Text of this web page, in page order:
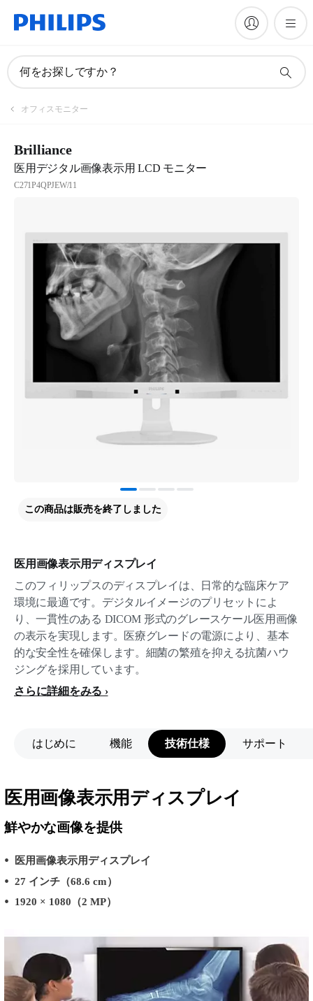
何をお探しですか？
オフィスモニター
Brilliance
医用デジタル画像表示用 LCD モニター
C271P4QPJEW/11
医用画像表示用ディスプレイ
このフィリップスのディスプレイは、日常的な臨床ケア
環境に最適です。デジタルイメージのプリセットによ
り、一貫性のある DICOM 形式のグレースケール医用画像
の表示を実現します。医療グレードの電源により、基本
的な安全性を確保します。細菌の繁殖を抑える抗菌ハウ
ジングを採用しています。
さらに詳細をみる
この商品は販売を終了しました
はじめに 機能 技術仕様 サポート
医用画像表示用ディスプレイ
鮮やかな画像を提供
医用画像表示用ディスプレイ
27 インチ（68.6 cm）
1920 × 1080（2 MP）